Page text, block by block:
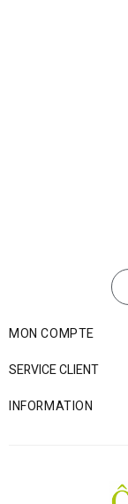
MON COMPTE
SERVICE CLIENT
INFORMATION